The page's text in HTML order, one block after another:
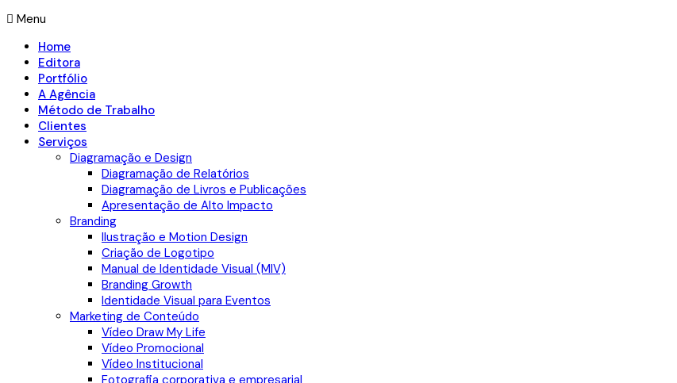
Menu
Home
Editora
Portfólio
A Agência
Método de Trabalho
Clientes
Serviços
Diagramação e Design
Diagramação de Relatórios
Diagramação de Livros e Publicações
Apresentação de Alto Impacto
Branding
Ilustração e Motion Design
Criação de Logotipo
Manual de Identidade Visual (MIV)
Branding Growth
Identidade Visual para Eventos
Marketing de Conteúdo
Vídeo Draw My Life
Vídeo Promocional
Vídeo Institucional
Fotografia corporativa e empresarial